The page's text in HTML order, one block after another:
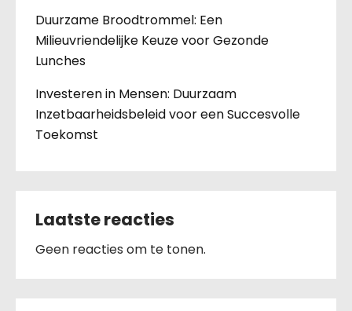
Duurzame Broodtrommel: Een
Milieuvriendelijke Keuze voor Gezonde
Lunches
Investeren in Mensen: Duurzaam
Inzetbaarheidsbeleid voor een Succesvolle
Toekomst
Laatste reacties
Geen reacties om te tonen.